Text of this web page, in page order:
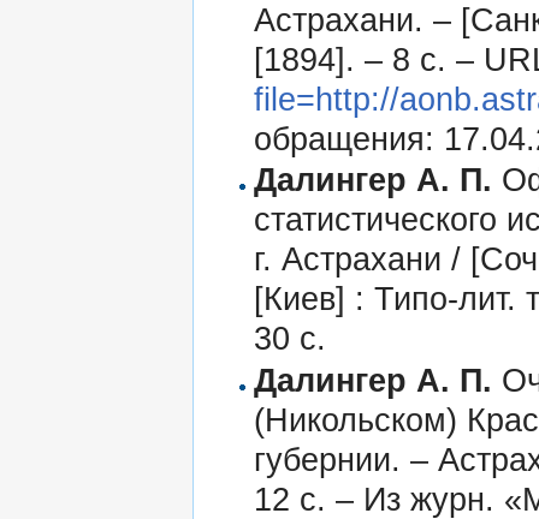
Астрахани. –
[1894]. – 8 с. –
file=http://
обращения:
Далингер А. П.
статистического
г. Астрахани /
[Киев] : Типо-лит.
30 с.
Далингер А. П.
(Никольском)
губернии. –
12 с. – Из журн.